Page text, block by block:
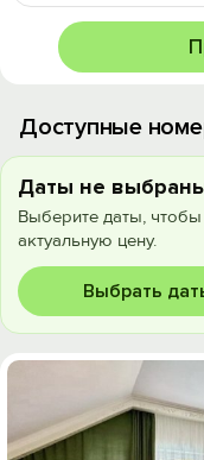
Доступные
Даты не
Выберите даты,
актуальную цену.
Выбрать